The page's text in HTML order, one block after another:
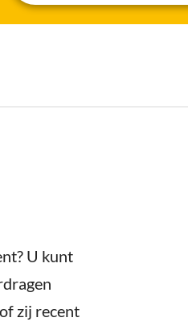
U kunt
zij recent